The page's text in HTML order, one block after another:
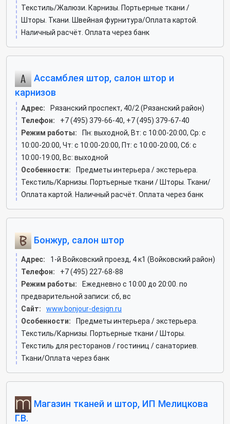
Текстиль/Жалюзи. Карнизы. Портьерные ткани /
Шторы. Ткани. Швейная фурнитура/Оплата картой.
Наличный расчёт. Оплата через банк
Ассамблея штор, салон штор и
карнизов
Адрес:
Рязанский проспект, 40/2 (Рязанский район)
Телефон:
+7 (495) 379-66-40, +7 (495) 379-67-40
Режим работы:
Пн: выходной, Вт: c 10:00-20:00, Ср: c
10:00-20:00, Чт: c 10:00-20:00, Пт: c 10:00-20:00, Сб: c
10:00-19:00, Вс: выходной
Особенности:
Предметы интерьера / экстерьера.
Текстиль/Карнизы. Портьерные ткани / Шторы. Ткани/
Оплата картой. Наличный расчёт. Оплата через банк
Бонжур, салон штор
Адрес:
1-й Войковский проезд, 4 к1 (Войковский район)
Телефон:
+7 (495) 227-68-88
Режим работы:
Ежедневно с 10:00 до 20:00. по
предварительной записи: сб, вс
Сайт:
www.bonjour-design.ru
Особенности:
Предметы интерьера / экстерьера.
Текстиль/Карнизы. Портьерные ткани / Шторы.
Текстиль для ресторанов / гостиниц / санаториев.
Ткани/Оплата через банк
Магазин тканей и штор, ИП Мелицкова
Г.В.